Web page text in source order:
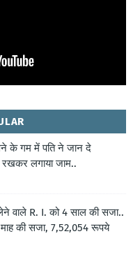
के गम में पति ने जान दे
रखकर लगाया जाम..
वाले R. I. को 4 साल की सजा..
की सजा, 7,52,054 रूपये